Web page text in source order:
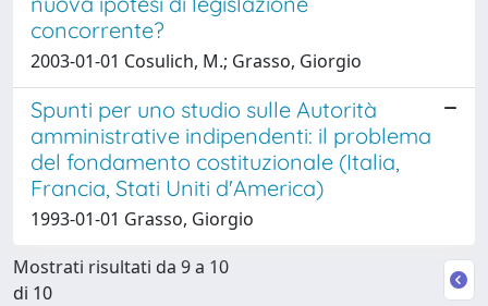
concorrente?
2003-01-01 Cosulich, M.; Grasso, Giorgio
Spunti per uno studio sulle Autorità
amministrative indipendenti: il problema
del fondamento costituzionale (Italia,
Francia, Stati Uniti d'America)
1993-01-01 Grasso, Giorgio
Mostrati risultati da 9 a 10
di 10